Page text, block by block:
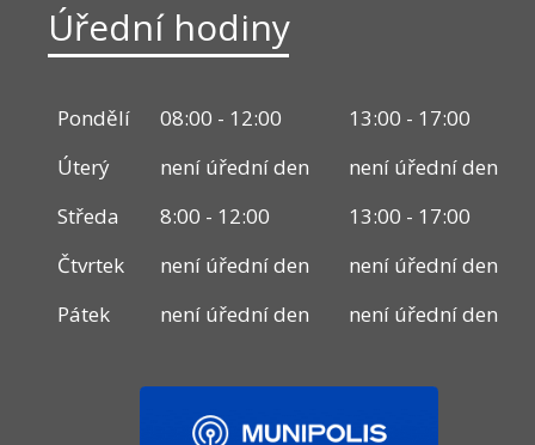
Úřední hodiny
Pondělí 08:00 - 12:00
13:00 - 17:00
Úterý
není úřední den
není úřední den
Středa
8:00 - 12:00
13:00 - 17:00
Čtvrtek
není úřední den
není úřední den
Pátek
není úřední den není úřední den